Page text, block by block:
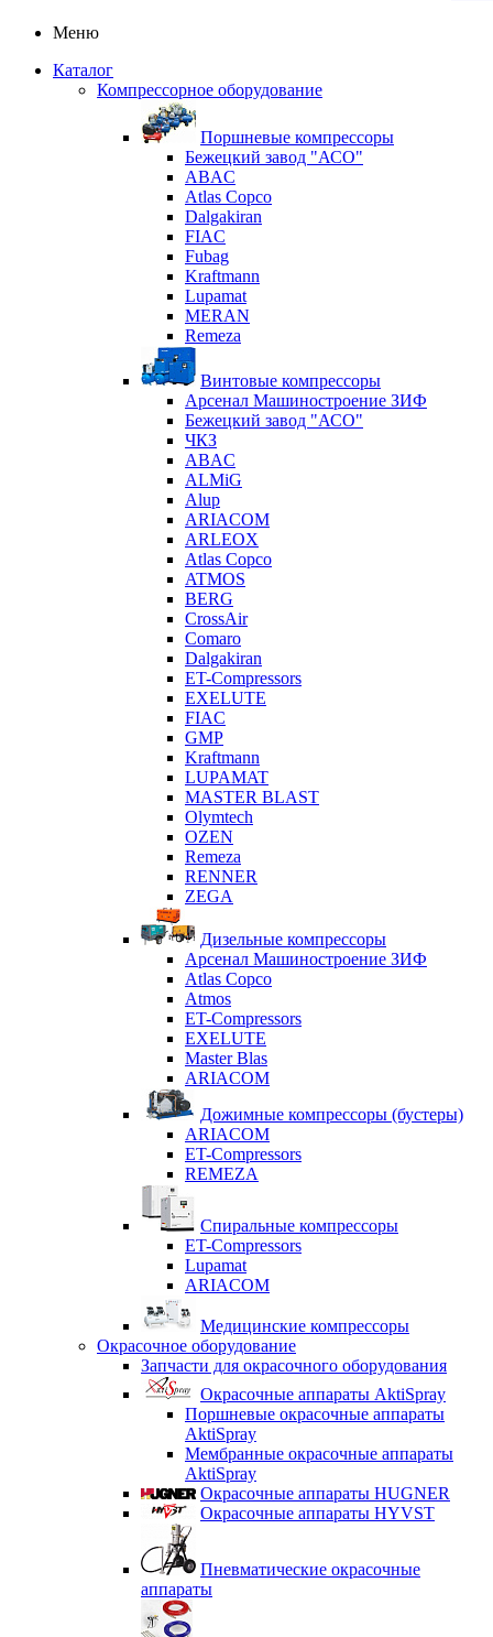
Меню
Каталог
Компрессорное оборудование
Поршневые компрессоры
Бежецкий завод "АСО"
ABAC
Atlas Copco
Dalgakiran
FIAC
Fubag
Kraftmann
Lupamat
MERAN
Remeza
Винтовые компрессоры
Арсенал Машиностроение ЗИФ
Бежецкий завод "АСО"
ЧКЗ
ABAC
ALMiG
Alup
ARIACOM
ARLEOX
Atlas Copco
ATMOS
BERG
CrossAir
Comaro
Dalgakiran
ET-Compressors
EXELUTE
FIAC
GMP
Kraftmann
LUPAMAT
MASTER BLAST
Olymtech
OZEN
Remeza
RENNER
ZEGA
Дизельные компрессоры
Арсенал Машиностроение ЗИФ
Atlas Copco
Atmos
ET-Compressors
EXELUTE
Master Blas
ARIACOM
Дожимные компрессоры (бустеры)
ARIACOM
ET-Compressors
REMEZA
Спиральные компрессоры
ET-Compressors
Lupamat
ARIACOM
Медицинские компрессоры
Окрасочное оборудование
Запчасти для окрасочного оборудования
Окрасочные аппараты AktiSpray
Поршневые окрасочные аппараты
AktiSpray
Мембранные окрасочные аппараты
AktiSpray
Окрасочные аппараты HUGNER
Окрасочные аппараты HYVST
Пневматические окрасочные
аппараты